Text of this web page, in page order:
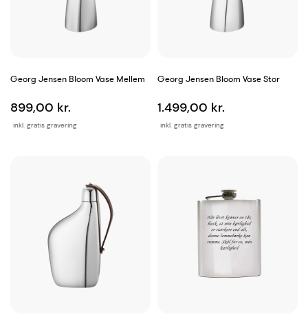
Georg Jensen Bloom Vase Mellem
inkl. gratis gravering
899,00 kr.
Georg Jensen Bloom Vase Stor
inkl. gratis gravering
1.499,00 kr.